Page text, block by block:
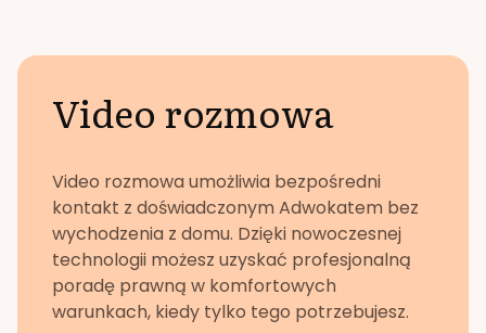
Video rozmowa
Video rozmowa umożliwia bezpośredni
kontakt z doświadczonym Adwokatem bez
wychodzenia z domu. Dzięki nowoczesnej
technologii możesz uzyskać profesjonalną
poradę prawną w komfortowych
warunkach, kiedy tylko tego potrzebujesz.